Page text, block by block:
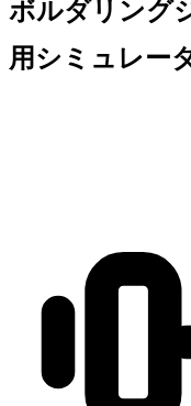
ボルダリング
用シミュレー